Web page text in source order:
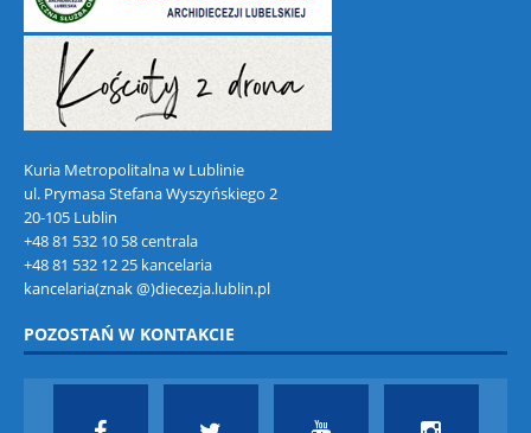
Kuria Metropolitalna w Lublinie
ul. Prymasa Stefana Wyszyńskiego 2
20-105 Lublin
+48 81 532 10 58 centrala
+48 81 532 12 25 kancelaria
kancelaria(znak @)diecezja.lublin.pl
POZOSTAŃ W KONTAKCIE